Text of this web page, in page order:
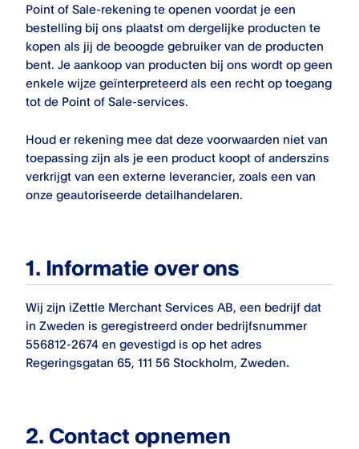
Point of Sale-rekening te openen voordat je een
bestelling bij ons plaatst om dergelijke producten te
kopen als jij de beoogde gebruiker van de producten
bent. Je aankoop van producten bij ons wordt op geen
enkele wijze geïnterpreteerd als een recht op toegang
tot de Point of Sale-services.
Houd er rekening mee dat deze voorwaarden niet van
toepassing zijn als je een product koopt of anderszins
verkrijgt van een externe leverancier, zoals een van
onze geautoriseerde detailhandelaren.
1. Informatie over ons
Wij zijn iZettle Merchant Services AB, een bedrijf dat
in Zweden is geregistreerd onder bedrijfsnummer
556812-2674 en gevestigd is op het adres
Regeringsgatan 65, 111 56 Stockholm, Zweden.
2. Contact opnemen